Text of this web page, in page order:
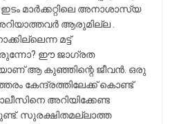
മാർക്കറ്റിലെ അനാശാസ്യ
ആരുമില്ല .
മട്ട്
ഈ ജാഗ്രത
ആ കുഞ്ഞിന്റെ ജീവൻ. ഒരു
കേന്ദ്രത്തിലേക്ക് കൊണ്ട്
അറിയിക്കേണ്ട
സുരക്ഷിതമല്ലാത്ത